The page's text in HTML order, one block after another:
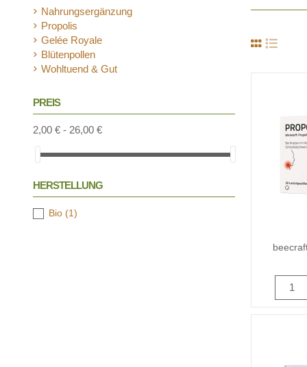
Nahrungsergänzung
Propolis
Gelée Royale
Blütenpollen
Wohltuend & Gut
PREIS
2,00 € - 26,00 €
HERSTELLUNG
Bio (1)